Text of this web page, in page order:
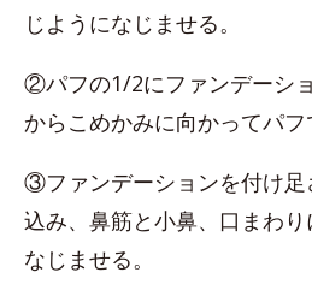
じようになじませる。
②パフの1/2にファンデーシ
からこめかみに向かってパフ
③ファンデーションを付け足
込み、鼻筋と小鼻、口まわ
なじませる。